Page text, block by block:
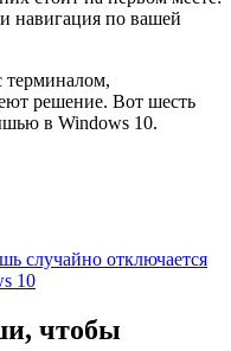
навигация по вашей
терминалом,
решение. Вот шесть
в Windows 10.
случайно отключается
10
чтобы